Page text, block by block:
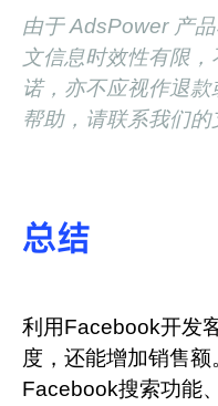
由于 AdsPower 产
文信息时效性有限
诺，亦不应视作退
帮助，请联系我们的
总结
利用Facebook开发
度，还能增加销售
Facebook搜索功能